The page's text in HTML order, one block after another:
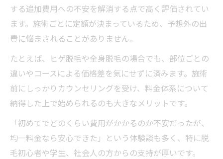
する追加費用への不安を解消する点で高く評価されてい
ます。施術ごとに定額が決まっているため、予想外の出
費に悩まされることがありません。
たとえば、ヒゲ脱毛や全身脱毛の場合でも、部位ごとの
違いやコースによる価格差を気にせずに済みます。施術
前にしっかりカウンセリングを受け、料金体系について
納得した上で始められるのも大きなメリットです。
「初めてでどのくらい費用がかかるのか不安だったが、
均一料金なら安心できた」という体験談も多く、特に脱
毛初心者や学生、社会人の方からの支持が厚いです。